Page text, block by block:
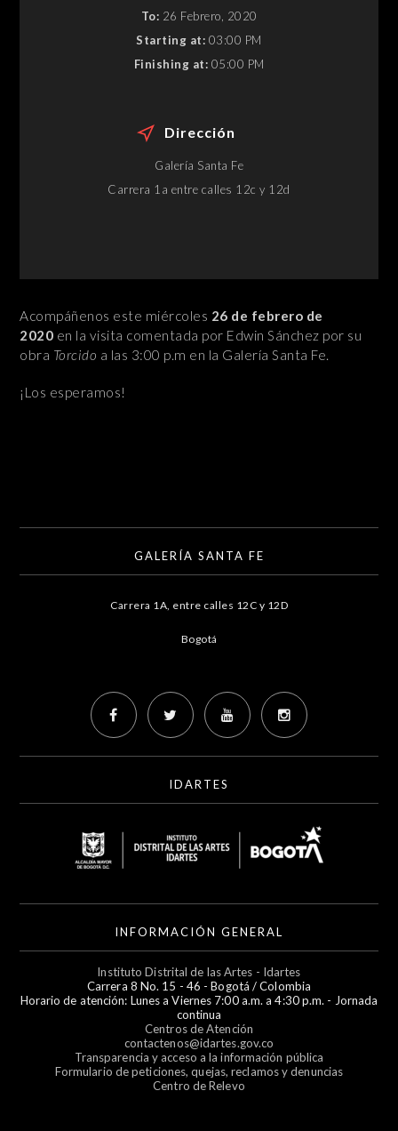
To: 26 Febrero, 2020
Starting at: 03:00 PM
Finishing at: 05:00 PM
Dirección
Galería Santa Fe
Carrera 1a entre calles 12c y 12d
Acompáñenos este miércoles 26 de febrero de
2020 en la visita comentada por Edwin Sánchez por su
obra Torcido a las 3:00 p.m en la Galería Santa Fe.
¡Los esperamos!
GALERÍA SANTA FE
Carrera 1A, entre calles 12C y 12D
Bogotá
IDARTES
INFORMACIÓN GENERAL
Instituto Distrital de las Artes - Idartes
Carrera 8 No. 15 - 46 - Bogotá / Colombia
Horario de atención: Lunes a Viernes 7:00 a.m. a 4:30 p.m. - Jornada
continua
Centros de Atención
contactenos@idartes.gov.co
Transparencia y acceso a la información pública
Formulario de peticiones, quejas, reclamos y denuncias
Centro de Relevo